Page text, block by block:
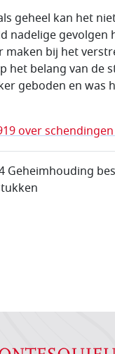
geheel kan het
nadelige gevolgen
bij het
het belang van de
geboden en was
over
Geheimhouding